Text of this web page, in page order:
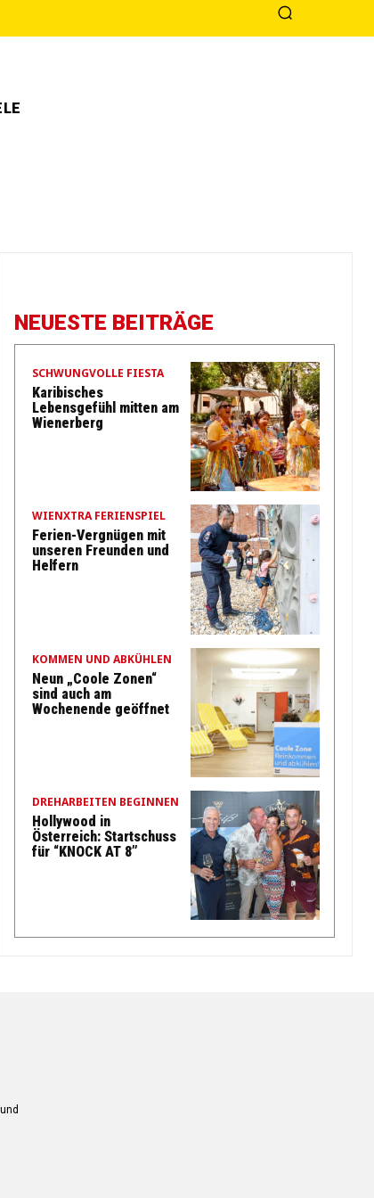
NEUESTE BEITRÄGE
SCHWUNGVOLLE FIESTA
Karibisches
Lebensgefühl mitten am
Wienerberg
WIENXTRA FERIENSPIEL
Ferien-Vergnügen mit
unseren Freunden und
Helfern
KOMMEN UND ABKÜHLEN
Neun „Coole Zonen“
sind auch am
Wochenende geöffnet
DREHARBEITEN BEGINNEN
Hollywood in
Österreich: Startschuss
für “KNOCK AT 8”